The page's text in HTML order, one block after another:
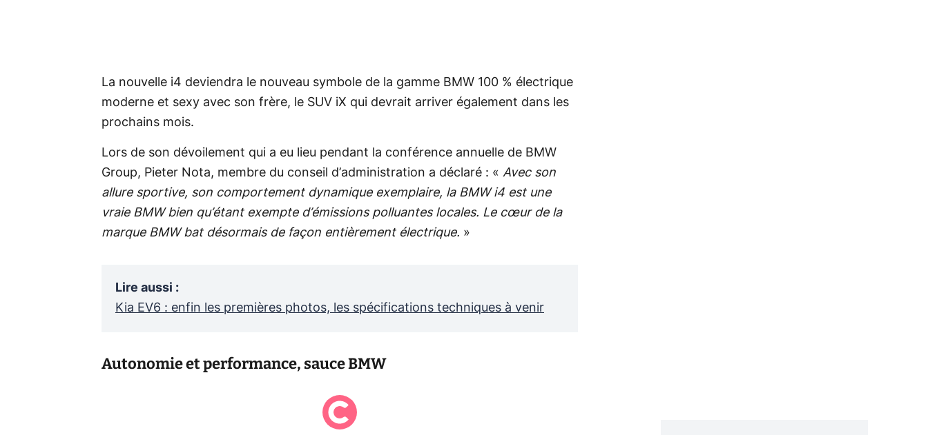
La nouvelle i4 deviendra le nouveau symbole de la gamme BMW 100 % électrique
moderne et sexy avec son frère, le SUV iX qui devrait arriver également dans les
prochains mois.
Lors de son dévoilement qui a eu lieu pendant la conférence annuelle de BMW
Group, Pieter Nota, membre du conseil d’administration a déclaré : « Avec son
allure sportive, son comportement dynamique exemplaire, la BMW i4 est une
vraie BMW bien qu’étant exempte d’émissions polluantes locales. Le cœur de la
marque BMW bat désormais de façon entièrement électrique. »
Lire aussi :
Kia EV6 : enfin les premières photos, les spécifications techniques à venir
Autonomie et performance, sauce BMW